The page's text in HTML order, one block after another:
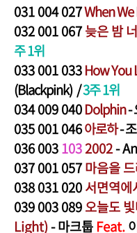
031004 027When
032001 067늦은 밤
주 1위
033001 033How You
(Blackpink) /3주 1위
034009 040Dolphin-
035001 046아로하-
0360031032002-
037001 057마음을
038031 020서면역에
039003 089오늘도
Light)- 마크툽Feat.